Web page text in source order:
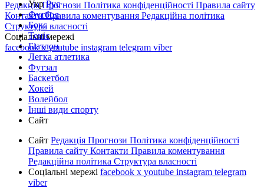
РедакціяПрогнози Політика конфіденційності Правила сайту
КонтактиПравила коментування Редакційна політика
Структура власності
Соціальні мережі
facebookxyoutube instagram telegram viber
УкрРус
Футбол
Бокс
Теніс
Біатлон
Легка атлетика
Футзал
Баскетбол
Хокей
Волейбол
Інші види спорту
Сайт
Сайт Редакція Прогнози Політика конфіденційності
Правила сайту Контакти Правила коментування
Редакційна політика Структура власності
Соціальні мережі facebook x youtube instagram telegram
viber